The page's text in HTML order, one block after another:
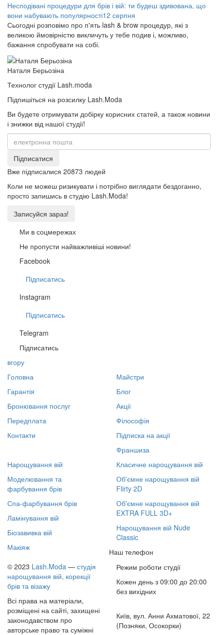
Несподівані процедури для брів і вій: ти будеш здивована, що
вони набувають популярності12 серпня
Сьогодні розповімо про п'ять lash & brow процедур, які з
великою ймовірністю викличуть у тебе подив і, можливо,
бажання спробувати на собі.
Наталя Берьозіна
Технолог студії Lash.moda
Підпишіться на розсилку Lash.Moda
Ви будете отримувати добірку корисних статей, а також новини
і знижки від нашої студії!
Підписатися
Вже підписалися 20873 людей
Коли не можеш ризикувати і потрібно виглядати бездоганно,
просто запишись в студію Lash.Moda!
Записуйся зараз!
Ми в соцмережах
Не пропусти найважливіші новини!
Facebook
Підписатись
Instagram
Підписатись
Telegram
Підписатись
вгору
Головна
Гарантія
Бронювання послуг
Передплата
Контакти
Майстри
Блог
Акції
Філософія
Підписка на акції
Франшиза
Нарощування вій
Моделювання та
фарбування брів
Спа-фарбування брів
Ламінування вій
Біозавивка вій
Макіяж
Класичне нарощування вій
Об'ємне нарощування вій
Flirty 2D
Об'ємне нарощування вій
EXTRA FULL 3D+
Нарощування вій Nude
Classic
Наш телефон
© 2023 Lash.Moda — студія
нарощування вій, корекції
брів та візажу
Всі права на матеріали,
розміщені на сайті, захищені
законодавством про
авторське право та суміжні
Режим роботи студії
Кожен день з 09:00 до 20:00
без вихідних
Київ, вул. Анни Ахматової, 22
(Позняки, Осокорки)